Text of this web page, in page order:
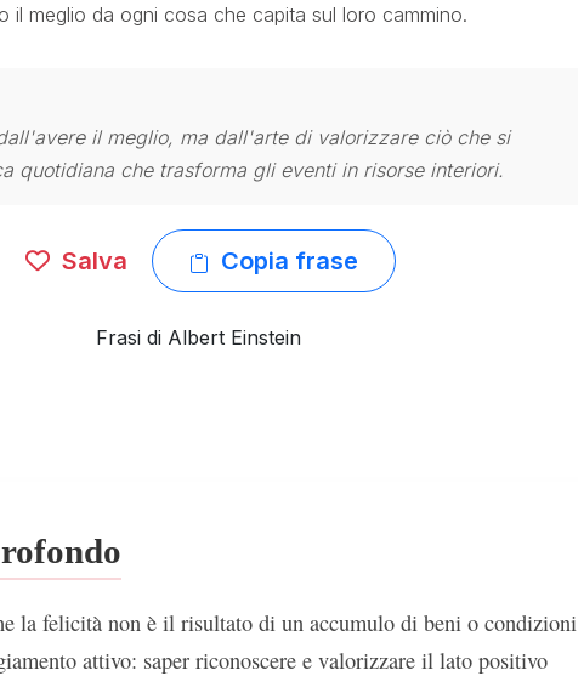
il meglio da ogni cosa che capita sul loro cammino.
il meglio, ma dall'arte di valorizzare ciò che si
quotidiana che trasforma gli eventi in risorse interiori.
Salva Copia frase
Frasi di Albert Einstein
la felicità non è il risultato di un accumulo di beni o condizioni
attivo: saper riconoscere e valorizzare il lato positivo